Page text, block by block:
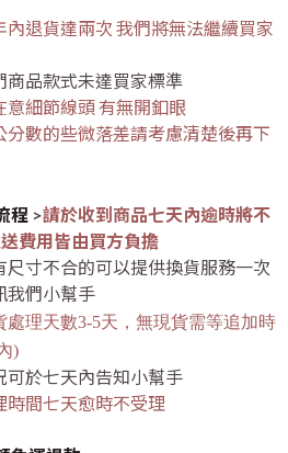
內退貨達兩次 我們將無法繼續買家
商品款式未達買家標準
意細節線頭 有無開釦眼
分數的些微落差請考慮清楚後再下
程 >請於收到商品七天內逾時將不
費用皆由買方負擔
尺寸不合的可以提供換貨服務一次
我們小幫手
處理天數3-5天 ， 無現貨需等追加時
)
可於七天內告知小幫手
時間七天愈時不受理